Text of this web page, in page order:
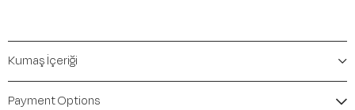
Kumaş İçeriği
Payment Options